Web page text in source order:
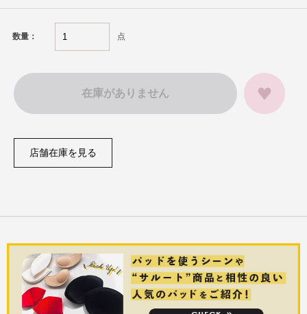
数量： 点
在庫がありません